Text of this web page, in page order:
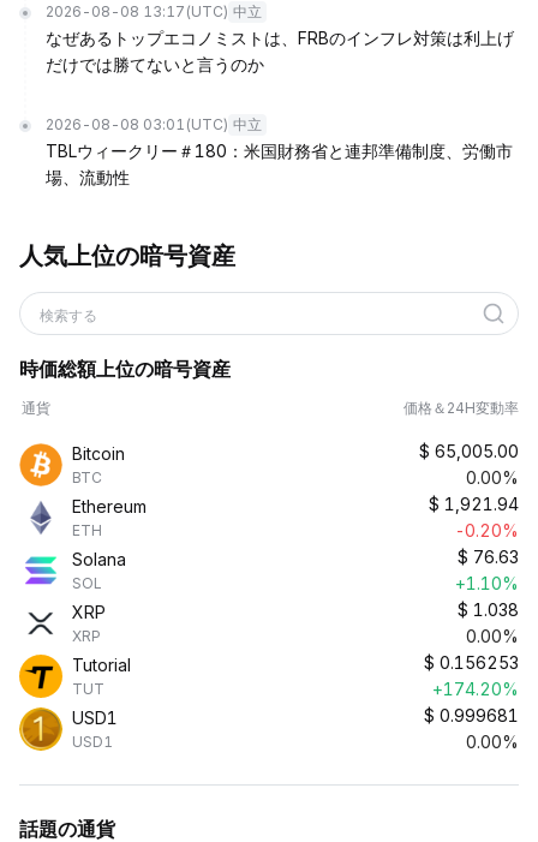
2026-08-08 13:17 (UTC) 中立
なぜあるトップエコノミストは、FRBのインフレ対策は利上げ
だけでは勝てないと言うのか
2026-08-08 03:01 (UTC) 中立
TBLウィークリー＃180：米国財務省と連邦準備制度、労働市
場、流動性
人気上位の暗号資産
検索する
時価総額上位の暗号資産
通貨 価格＆24H変動率
Bitcoin
BTC
$ 65,005.00
0.00%
Ethereum
ETH
$ 1,921.94
-0.20%
Solana
SOL
$ 76.63
+1.10%
XRP
XRP
$ 1.038
0.00%
Tutorial
TUT
$ 0.156253
+174.20%
USD1
USD1
$ 0.999681
0.00%
話題の通貨